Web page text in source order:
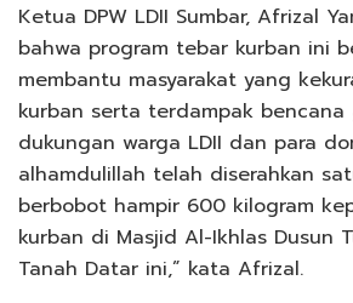
Ketua DPW LDII Sumbar, Afrizal
bahwa program tebar kurban ini
membantu masyarakat yang
kurban serta terdampak bencana
dukungan warga LDII dan para
alhamdulillah telah diserahkan
berbobot hampir 600 kilogram
kurban di Masjid Al-Ikhlas Dusun
Tanah Datar ini,” kata Afrizal.